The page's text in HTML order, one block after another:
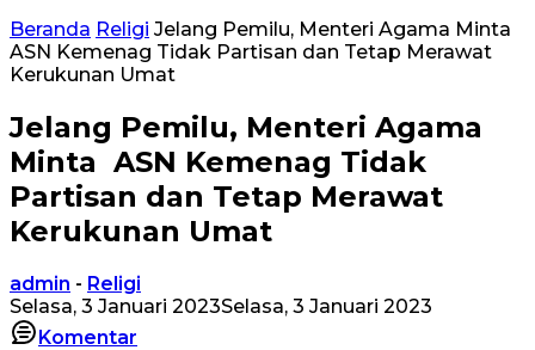
Beranda Religi Jelang Pemilu, Menteri Agama Minta
ASN Kemenag Tidak Partisan dan Tetap Merawat
Kerukunan Umat
Jelang Pemilu, Menteri Agama
Minta ASN Kemenag Tidak
Partisan dan Tetap Merawat
Kerukunan Umat
admin - Religi
Selasa, 3 Januari 2023Selasa, 3 Januari 2023
Komentar